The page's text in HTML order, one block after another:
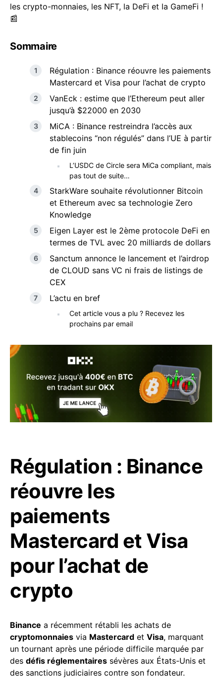
les crypto-monnaies, les NFT, la DeFi et la GameFi !
📰
Sommaire
Régulation : Binance réouvre les paiements
Mastercard et Visa pour l’achat de crypto
VanEck : estime que l’Ethereum peut aller
jusqu’à $22000 en 2030
MiCA : Binance restreindra l’accès aux
stablecoins “non régulés” dans l’UE à partir
de fin juin
L’USDC de Circle sera MiCa compliant, mais
pas tout de suite…
StarkWare souhaite révolutionner Bitcoin
et Ethereum avec sa technologie Zero
Knowledge
Eigen Layer est le 2ème protocole DeFi en
termes de TVL avec 20 milliards de dollars
Sanctum annonce le lancement et l’airdrop
de CLOUD sans VC ni frais de listings de
CEX
L’actu en bref
Cet article vous a plu ? Recevez les
prochains par email
Régulation : Binance
réouvre les
paiements
Mastercard et Visa
pour l’achat de
crypto
Binance a récemment rétabli les achats de
cryptomonnaies via Mastercard et Visa, marquant
un tournant après une période difficile marquée par
des défis réglementaires sévères aux États-Unis et
des sanctions judiciaires contre son fondateur.